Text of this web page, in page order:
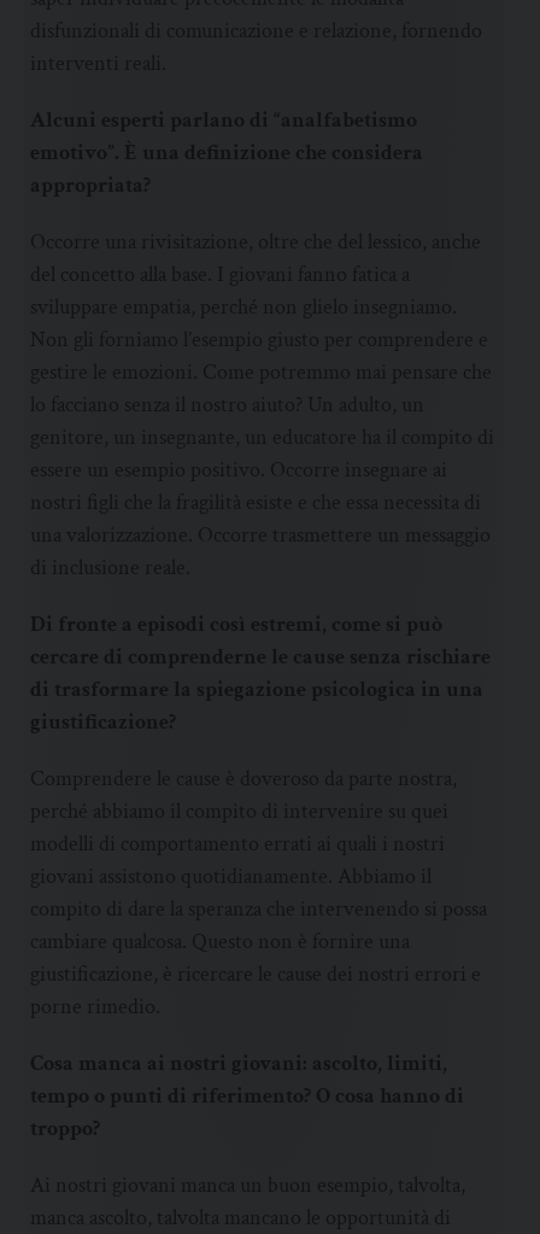
genitore, un insegnante, un educatore ha il compito di
essere un esempio positivo. Occorre insegnare ai
nostri figli che la fragilità esiste e che essa necessita di
una valorizzazione. Occorre trasmettere un messaggio
di inclusione reale.
Di fronte a episodi così estremi, come si può
cercare di comprenderne le cause senza rischiare
di trasformare la spiegazione psicologica in una
giustificazione?
Comprendere le cause è doveroso da parte nostra,
perché abbiamo il compito di intervenire su quei
modelli di comportamento errati ai quali i nostri
giovani assistono quotidianamente. Abbiamo il
compito di dare la speranza che intervenendo si possa
cambiare qualcosa. Questo non è fornire una
giustificazione, è ricercare le cause dei nostri errori e
porne rimedio.
Cosa manca ai nostri giovani: ascolto, limiti,
tempo o punti di riferimento? O cosa hanno di
troppo?
Ai nostri giovani manca un buon esempio, talvolta,
manca ascolto, talvolta mancano le opportunità di